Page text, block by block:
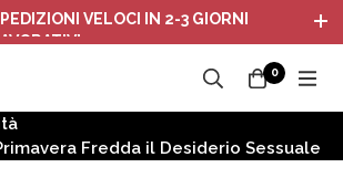
VELOCI IN 2-3 GIORNI
0
Fredda il Desiderio Sessuale